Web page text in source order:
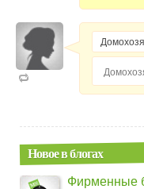
Новое в блогах
Фирменные